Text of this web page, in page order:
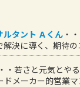
ルタント Ａくん ・
解決に導く、期待
・若さと元気とや
ドメーカー的営業マ